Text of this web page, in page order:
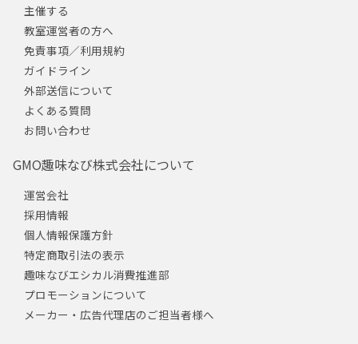
主催する
教室運営者の方へ
免責事項／利用規約
ガイドライン
外部送信について
よくある質問
お問い合わせ
GMO趣味なび株式会社について
運営会社
採用情報
個人情報保護方針
特定商取引法の表示
趣味なびエシカル消費推進部
プロモーションについて
メーカー・広告代理店のご担当者様へ